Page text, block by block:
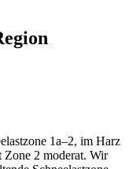
1a–2, im Harz
Zone 2 moderat. Wir